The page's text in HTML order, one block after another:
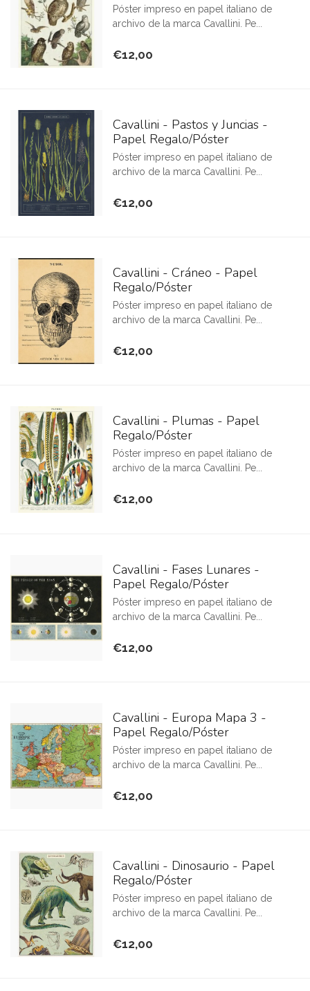
Póster impreso en papel italiano de
archivo de la marca Cavallini. Pe...
€12,00
Cavallini - Pastos y Juncias -
Papel Regalo/Póster
Póster impreso en papel italiano de
archivo de la marca Cavallini. Pe...
€12,00
Cavallini - Cráneo - Papel
Regalo/Póster
Póster impreso en papel italiano de
archivo de la marca Cavallini. Pe...
€12,00
Cavallini - Plumas - Papel
Regalo/Póster
Póster impreso en papel italiano de
archivo de la marca Cavallini. Pe...
€12,00
Cavallini - Fases Lunares -
Papel Regalo/Póster
Póster impreso en papel italiano de
archivo de la marca Cavallini. Pe...
€12,00
Cavallini - Europa Mapa 3 -
Papel Regalo/Póster
Póster impreso en papel italiano de
archivo de la marca Cavallini. Pe...
€12,00
Cavallini - Dinosaurio - Papel
Regalo/Póster
Póster impreso en papel italiano de
archivo de la marca Cavallini. Pe...
€12,00